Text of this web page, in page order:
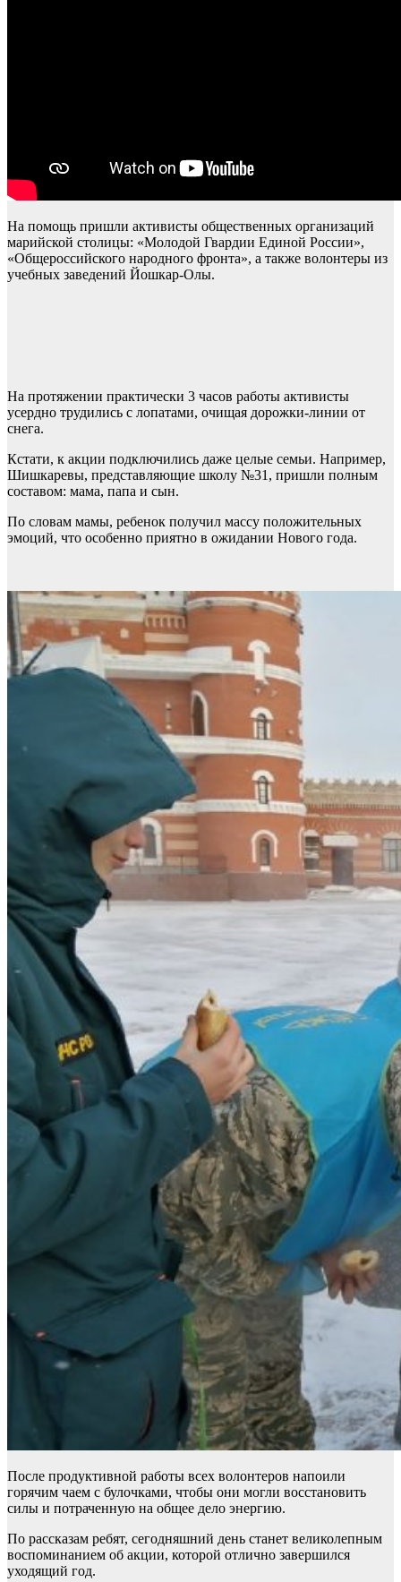
На помощь пришли активисты общественных организаций
марийской столицы: «Молодой Гвардии Единой России»,
«Общероссийского народного фронта», а также волонтеры из
учебных заведений Йошкар-Олы.
На протяжении практически 3 часов работы активисты
усердно трудились с лопатами, очищая дорожки-линии от
снега.
Кстати, к акции подключились даже целые семьи. Например,
Шишкаревы, представляющие школу №31, пришли полным
составом: мама, папа и сын.
По словам мамы, ребенок получил массу положительных
эмоций, что особенно приятно в ожидании Нового года.
После продуктивной работы всех волонтеров напоили
горячим чаем с булочками, чтобы они могли восстановить
силы и потраченную на общее дело энергию.
По рассказам ребят, сегодняшний день станет великолепным
воспоминанием об акции, которой отлично завершился
уходящий год.